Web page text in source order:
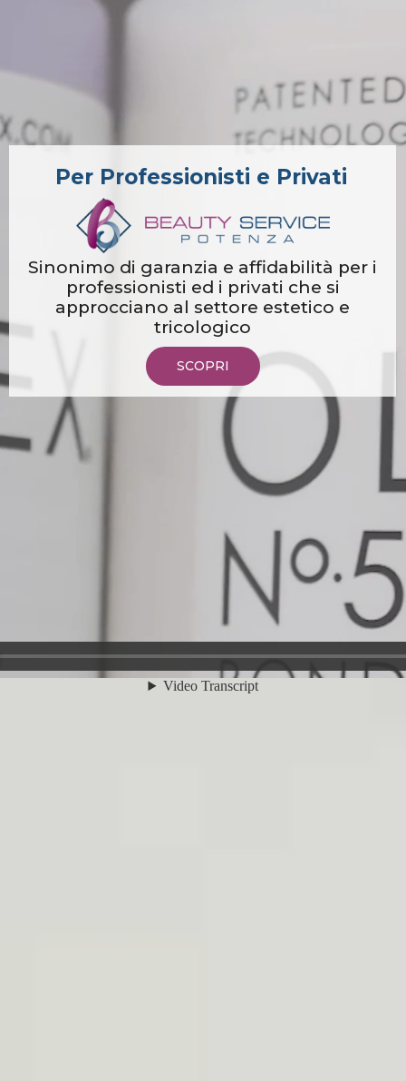
Sinonimo di garanzia e affidabilità per i
professionisti ed i privati che si
approcciano al settore estetico e
tricologico
Per Professionisti e Privati
SCOPRI